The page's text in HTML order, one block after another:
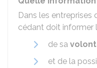
Dans les entreprises
cédant doit informer
de sa
et de la